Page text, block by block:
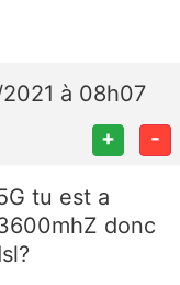
à 08h07
+ -
tu est a
donc